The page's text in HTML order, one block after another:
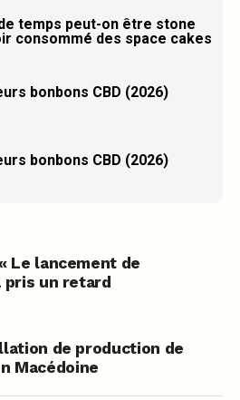
temps peut-on être stone
consommé des space cakes
bonbons CBD (2026)
bonbons CBD (2026)
Le lancement de
pris un retard
de production de
Macédoine